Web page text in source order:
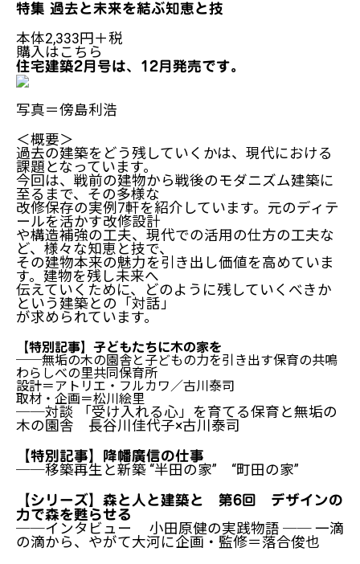
特集 過去と未来を結ぶ知恵と技
本体2,333円＋税
購入はこちら
住宅建築2月号は、12月発売です。
写真＝傍島利浩
＜概要＞
過去の建築をどう残していくかは、現代における
課題となっています。
今回は、戦前の建物から戦後のモダニズム建築に
至るまで、その多様な
改修保存の実例7軒を紹介しています。元のディテ
ールを活かす改修設計
や構造補強の工夫、現代での活用の仕方の工夫な
ど、様々な知恵と技で、
その建物本来の魅力を引き出し価値を高めていま
す。建物を残し未来へ
伝えていくために、どのように残していくべきか
という建築との「対話」
が求められています。
【特別記事】子どもたちに木の家を
──無垢の木の園舎と子どもの力を引き出す保育の共鳴
わらしべの里共同保育所
設計＝アトリエ・フルカワ／古川泰司
取材・企画＝松川絵里
──対談 「受け入れる心」を育てる保育と無垢の
木の園舎 長谷川佳代子×古川泰司
【特別記事】降幡廣信の仕事
──移築再生と新築 “半田の家” “町田の家”
【シリーズ】森と人と建築と 第6回 デザインの
力で森を甦らせる
──インタビュー 小田原健の実践物語 ── 一滴
の滴から、やがて大河に企画・監修＝落合俊也